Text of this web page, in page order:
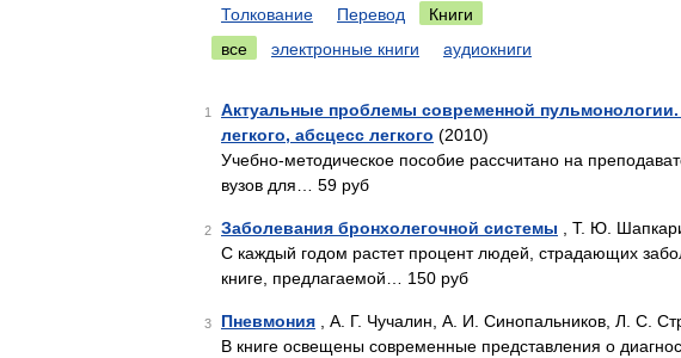
Толкование Перевод
Книги
все
электронные книги аудиокниги
1
Актуальные проблемы современной
легкого, абсцесс легкого (2010)
Учебно-методическое пособие рассчитано на
вузов для… 59 руб
2 Заболевания бронхолегочной системы , Т. Ю.
С каждый годом растет процент людей, страдающих
книге, предлагаемой… 150 руб
3 Пневмония , А. Г. Чучалин, А. И. Синопальников, Л. С.
В книге освещены современные представления о